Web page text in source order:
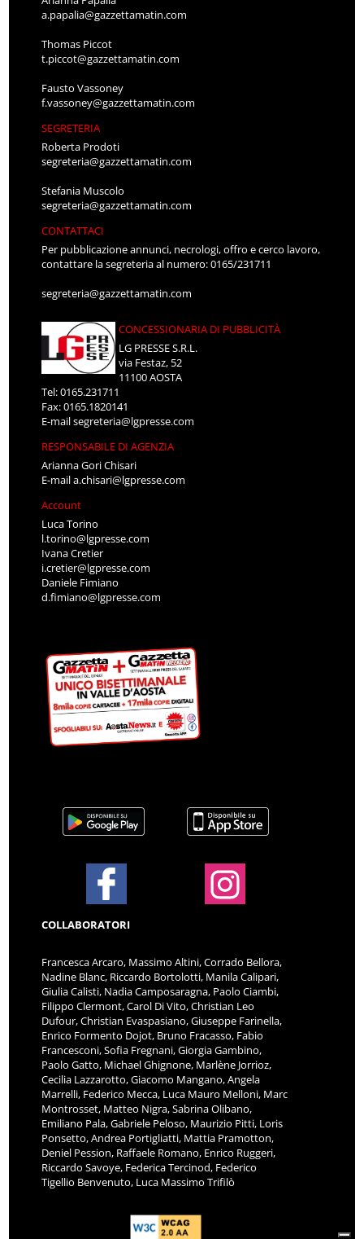
a.papalia@gazzettamatin.com
Thomas Piccot
t.piccot@gazzettamatin.com
Fausto Vassoney
f.vassoney@gazzettamatin.com
SEGRETERIA
Roberta Prodoti
segreteria@gazzettamatin.com
Stefania Muscolo
segreteria@gazzettamatin.com
CONTATTACI
Per pubblicazione annunci, necrologi, offro e cerco lavoro,
contattare la segreteria al numero: 0165/231711
segreteria@gazzettamatin.com
CONCESSIONARIA DI PUBBLICITÀ
LG PRESSE S.R.L.
via Festaz, 52
11100 AOSTA
Tel: 0165.231711
Fax: 0165.1820141
E-mailsegreteria@lgpresse.com
RESPONSABILE DI AGENZIA
Arianna Gori Chisari
E-maila.chisari@lgpresse.com
Account
Luca Torino
l.torino@lgpresse.com
Ivana Cretier
i.cretier@lgpresse.com
Daniele Fimiano
d.fimiano@lgpresse.com
COLLABORATORI
Francesca Arcaro, Massimo Altini, Corrado Bellora,
Nadine Blanc, Riccardo Bortolotti, Manila Calipari,
Giulia Calisti, Nadia Camposaragna, Paolo Ciambi,
Filippo Clermont, Carol Di Vito, Christian Leo
Dufour, Christian Evaspasiano, Giuseppe Farinella,
Enrico Formento Dojot, Bruno Fracasso, Fabio
Francesconi, Sofia Fregnani, Giorgia Gambino,
Paolo Gatto, Michael Ghignone, Marlène Jorrioz,
Cecilia Lazzarotto, Giacomo Mangano, Angela
Marrelli, Federico Mecca, Luca Mauro Melloni, Marc
Montrosset, Matteo Nigra, Sabrina Olibano,
Emiliano Pala, Gabriele Peloso, Maurizio Pitti, Loris
Ponsetto, Andrea Portigliatti, Mattia Pramotton,
Deniel Pession, Raffaele Romano, Enrico Ruggeri,
Riccardo Savoye, Federica Tercinod, Federico
Tigellio Benvenuto, Luca Massimo Trifilò